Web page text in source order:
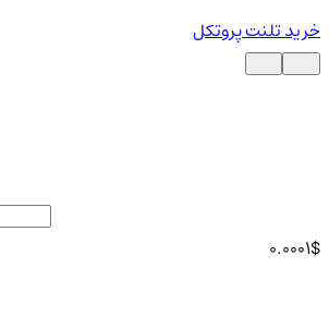
خرید تلنت پروتکل
0.0001$